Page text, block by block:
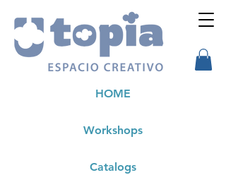
Workshops
HOME
Catalogs